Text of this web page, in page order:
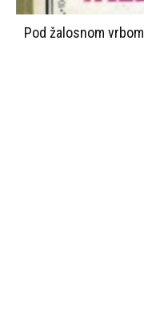
Pod žalosnom vrbom